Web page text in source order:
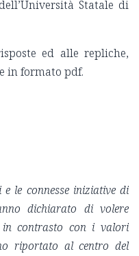
Statale di
ed alle repliche,
in formato pdf.
le connesse iniziative di
dichiarato di volere
in contrasto con i valori
riportato al centro del